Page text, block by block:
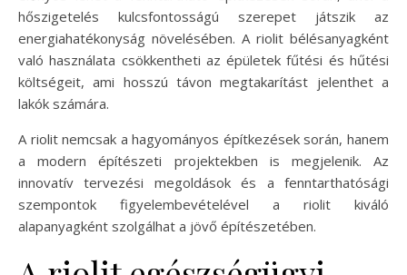
hőszigetelés kulcsfontosságú szerepet játszik az
energiahatékonyság növelésében. A riolit bélésanyagként
való használata csökkentheti az épületek fűtési és hűtési
költségeit, ami hosszú távon megtakarítást jelenthet a
lakók számára.
A riolit nemcsak a hagyományos építkezések során, hanem
a modern építészeti projektekben is megjelenik. Az
innovatív tervezési megoldások és a fenntarthatósági
szempontok figyelembevételével a riolit kiváló
alapanyagként szolgálhat a jövő építészetében.